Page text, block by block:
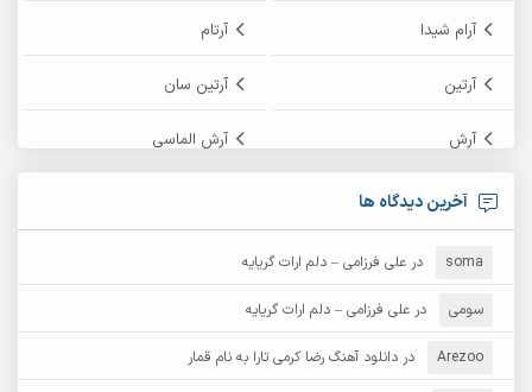
آرام شیدا آرتام
آرتین آرتین سان
آرش آرش الماسی
آرش امامی
آرش عثمان
آرش مبهم آرش مستشیری
آخرین دیدگاه ها
soma در علی فرزامی – دلم ارات گریایه
سومی در علی فرزامی – دلم ارات گریایه
Arezoo در دانلود آهنگ رضا کرمی تارا به نام قمار